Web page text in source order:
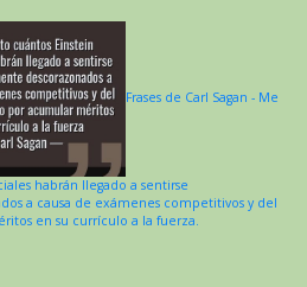
Frases de Carl Sagan - Me
habrán llegado a sentirse
a causa de exámenes competitivos y del
en su currículo a la fuerza.